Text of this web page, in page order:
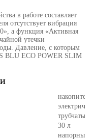
в работе составляет
отсутствует вибрация
а функция «Активная
утечки
Давление, с которым
BLU ECO POWER SLIM
трубчатый
30 л
напорный